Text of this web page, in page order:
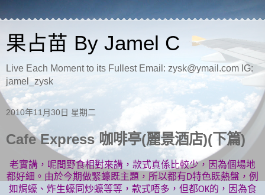
果占苗 By Jamel C
Live Each Moment to its Fullest Email: zysk@ymail.com IG:
jamel_zysk
2010年11月30日 星期二
Cafe Express 咖啡亭(麗景酒店)(下篇)
老實講，呢間野食相對來講，款式真係比較少，因為個場地
都好細。由於今期做緊蠔既主題，所以都有D特色既熱盤，例
如焗蠔、炸生蠔同炒蠔等等，款式唔多，但都OK的，因為食